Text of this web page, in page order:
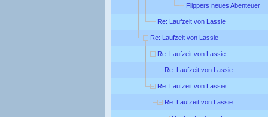
Flippers neues Abenteuer
Re: Laufzeit von Lassie
Re: Laufzeit von Lassie
Re: Laufzeit von Lassie
Re: Laufzeit von Lassie
Re: Laufzeit von Lassie
Re: Laufzeit von Lassie